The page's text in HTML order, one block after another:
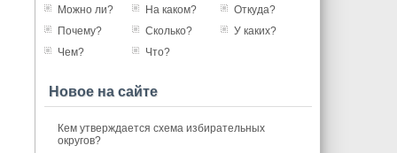
Можно ли?
На каком?
Откуда?
Почему?
Сколько?
У каких?
Чем?
Что?
Новое на сайте
Кем утверждается схема избирательных
округов?